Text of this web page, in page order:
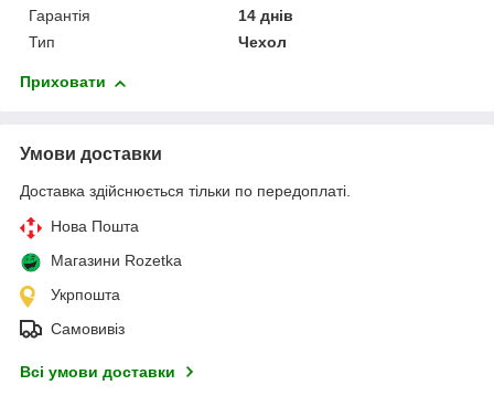
Гарантія
14 днів
Тип
Чехол
Приховати
Умови доставки
Доставка здійснюється тільки по передоплаті.
Нова Пошта
Магазини Rozetka
Укрпошта
Самовивіз
Всі умови доставки